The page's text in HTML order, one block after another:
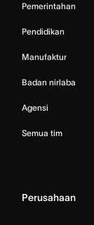
Pemerintahan
Pendidikan
Manufaktur
Badan nirlaba
Agensi
Semua tim
Perusahaan